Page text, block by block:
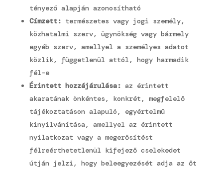
tényező alapján azonosítható
Címzett: természetes vagy jogi személy,
közhatalmi szerv, ügynökség vagy bármely
egyéb szerv, amellyel a személyes adatot
közlik, függetlenül attól, hogy harmadik
fél-e
Érintett hozzájárulása: az érintett
akaratának önkéntes, konkrét, megfelelő
tájékoztatáson alapuló, egyértelmű
kinyilvánítása, amellyel az érintett
nyilatkozat vagy a megerősítést
félreérthetetlenül kifejező cselekedet
útján jelzi, hogy beleegyezését adja az őt